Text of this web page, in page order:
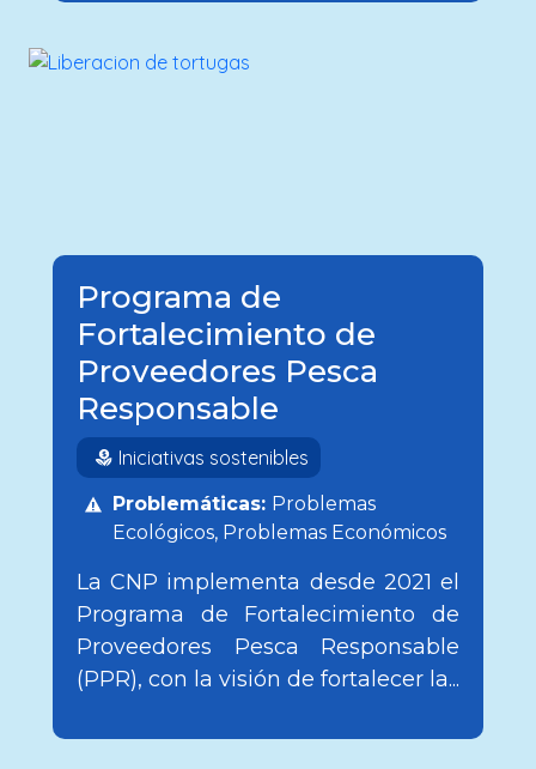
Programa de
Fortalecimiento de
Proveedores Pesca
Responsable
Iniciativas sostenibles
Problemáticas: Problemas
Ecológicos Problemas Económicos
La CNP implementa desde 2021 el
Programa de Fortalecimiento de
Proveedores Pesca Responsable
(PPR), con la visión de fortalecer la...